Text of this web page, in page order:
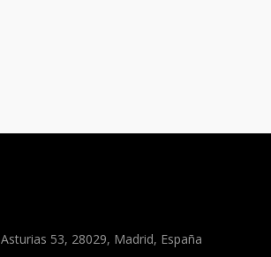
53, 28029, Madrid, España